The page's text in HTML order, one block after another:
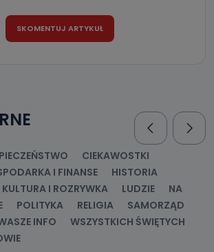
CIEKAWOSTKI
I FINANSE
HISTORIA
KULTURA I ROZRYWKA LUDZIE
NA
POLITYKA RELIGIA
SAMORZĄD
INFO
WSZYSTKICH ŚWIĘTYCH